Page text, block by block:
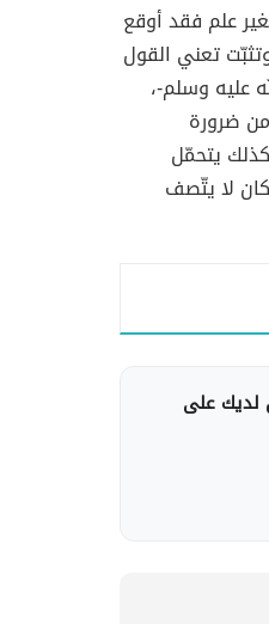
علم فقد أوقع
تعني القول
عليه وسلم-،
من ضرورة
يتحمّل
لا يتّصف
على